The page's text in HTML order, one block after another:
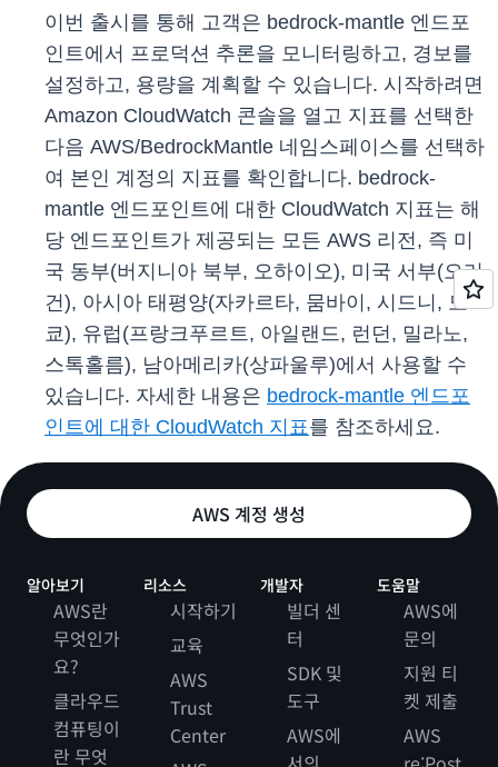
이번 출시를 통해 고객은 bedrock-mantle 엔드포
인트에서 프로덕션 추론을 모니터링하고, 경보를
설정하고, 용량을 계획할 수 있습니다. 시작하려면
Amazon CloudWatch 콘솔을 열고 지표를 선택한
다음 AWS/BedrockMantle 네임스페이스를 선택하
여 본인 계정의 지표를 확인합니다. bedrock-
mantle 엔드포인트에 대한 CloudWatch 지표는 해
당 엔드포인트가 제공되는 모든 AWS 리전, 즉 미
국 동부(버지니아 북부, 오하이오), 미국 서부(오리
건), 아시아 태평양(자카르타, 뭄바이, 시드니, 도
쿄), 유럽(프랑크푸르트, 아일랜드, 런던, 밀라노,
스톡홀름), 남아메리카(상파울루)에서 사용할 수
있습니다. 자세한 내용은 bedrock-mantle 엔드포
인트에 대한 CloudWatch 지표를 참조하세요.
AWS 계정 생성
알아보기
AWS란
무엇인가
요?
클라우드
컴퓨팅이
란 무엇
리소스
시작하기
교육
AWS
Trust
Center
개발자
빌더 센
터
SDK 및
도구
AWS에
도움말
AWS에
문의
지원 티
켓 제출
AWS